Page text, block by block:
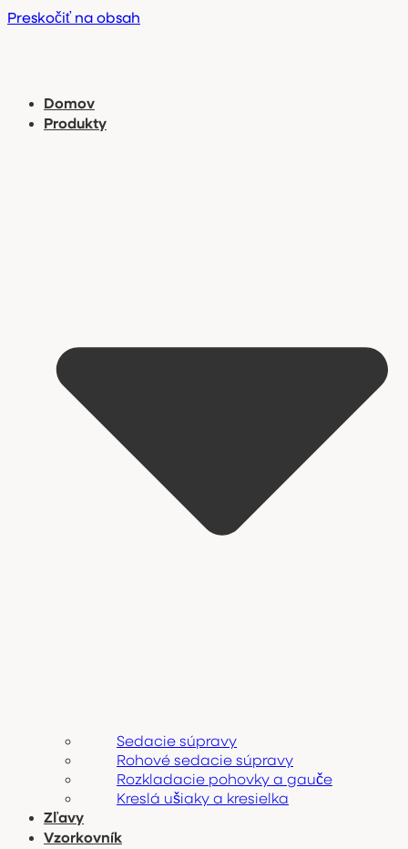
Preskočiť na obsah
Domov
Produkty
Sedacie súpravy
Rohové sedacie súpravy
Rozkladacie pohovky a gauče
Kreslá ušiaky a kresielka
Zľavy
Vzorkovník